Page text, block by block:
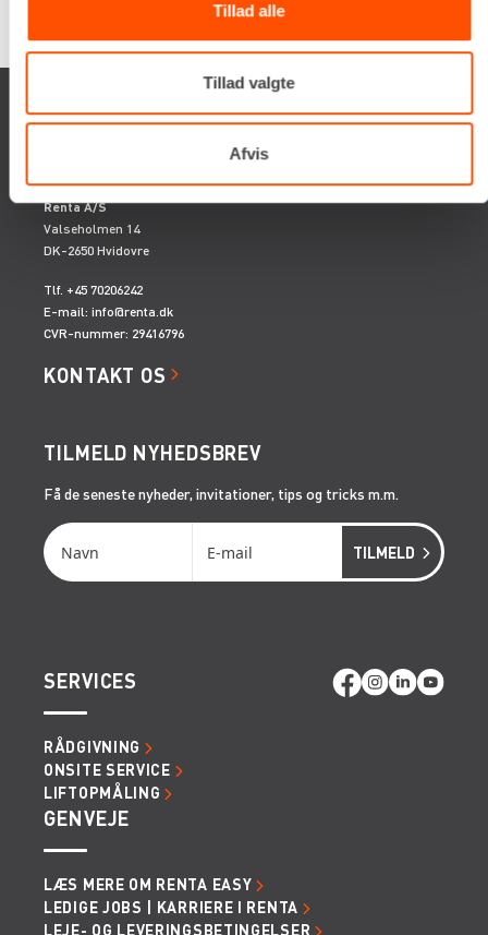
Tillad alle
Tillad valgte
Afvis
samlet bedømmelse er
på basis af150 anmeldelser
Renta A/S
Valseholmen 14
DK-2650 Hvidovre
Tlf. +45 70206242
E-mail: info@renta.dk
CVR-nummer: 29416796
KONTAKT OS
TILMELD NYHEDSBREV
Få de seneste nyheder, invitationer, tips og tricks m.m.
SERVICES
RÅDGIVNING
ONSITE SERVICE
LIFTOPMÅLING
GENVEJE
LÆS MERE OM RENTA EASY
LEDIGE JOBS | KARRIERE I RENTA
LEJE- OG LEVERINGSBETINGELSER